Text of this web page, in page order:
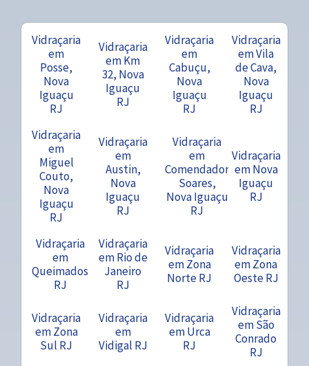
Vidraçaria
em
Posse,
Nova
Iguaçu
RJ
Vidraçaria
em Km
32, Nova
Iguaçu
RJ
Vidraçaria
em
Cabuçu,
Nova
Iguaçu
RJ
Vidraçaria
em Vila
de Cava,
Nova
Iguaçu
RJ
Vidraçaria
em
Miguel
Couto,
Nova
Iguaçu
RJ
Vidraçaria
em
Austin,
Nova
Iguaçu
RJ
Vidraçaria
em
Comendador
Soares,
Nova Iguaçu
RJ
Vidraçaria
em Nova
Iguaçu
RJ
Vidraçaria
em
Queimados
RJ
Vidraçaria
em Rio de
Janeiro
RJ
Vidraçaria
em Zona
Norte RJ
Vidraçaria
em Zona
Oeste RJ
Vidraçaria
em Zona
Sul RJ
Vidraçaria
em
Vidigal RJ
Vidraçaria
em Urca
RJ
Vidraçaria
em São
Conrado
RJ